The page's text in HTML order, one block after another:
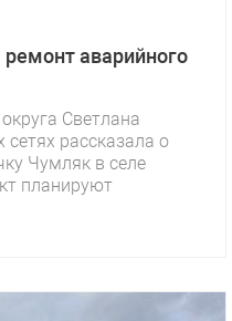
аварийного
Светлана
рассказала о
Чумляк в селе
планируют